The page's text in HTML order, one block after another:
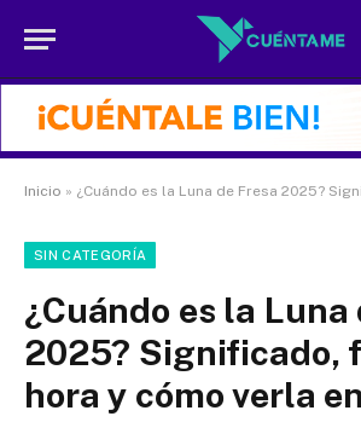
Inicio » ¿Cuándo es la Luna de Fresa 2025? Significado, fecha,
SIN CATEGORÍA
¿Cuándo es la Luna
2025? Significado,
hora y cómo verla